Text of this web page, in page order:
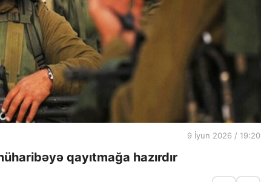
9 İyun 2026 / 19:20
qayıtmağa hazırdır